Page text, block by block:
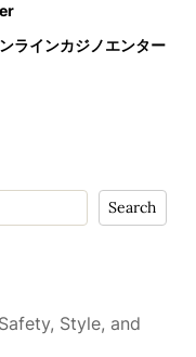
ラインカジノエンター
Search
Style, and